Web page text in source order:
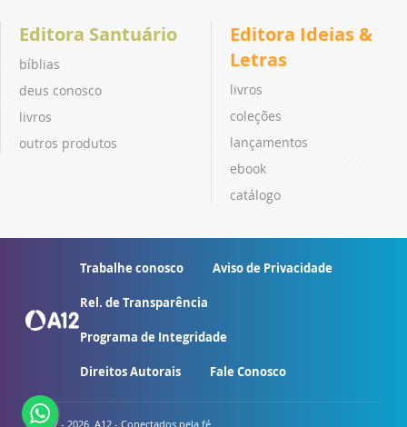
Editora Santuário
bíblias
deus conosco
livros
outros produtos
Editora Ideias &
Letras
livros
coleções
lançamentos
ebook
catálogo
Trabalhe conosco Aviso de Privacidade
Rel. de Transparência
Programa de Integridade
Direitos Autorais Fale Conosco
© 2007 - 2026. A12 - Conectados pela fé.